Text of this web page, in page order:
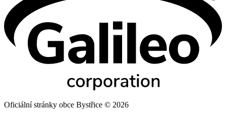
Oficiální stránky obce Bystřice © 2026